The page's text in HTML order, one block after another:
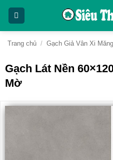
nội
dungTrang chủ / Gạch Giả Vân Xi Măng
Gạch Lát Nền
Mờ